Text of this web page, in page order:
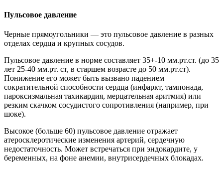
Пульсовое давление
Черные прямоугольники — это пульсовое давление в разных
отделах сердца и крупных сосудов.
Пульсовое давление в норме составляет 35+-10 мм.рт.ст. (до 35
лет 25-40 мм.рт. ст, в старшем возрасте до 50 мм.рт.ст).
Понижение его может быть вызвано падением
сократительной способности сердца (инфаркт, тампонада,
пароксизмальная тахикардия, мерцательная аритмия) или
резким скачком сосудистого сопротивления (например, при
шоке).
Высокое (больше 60) пульсовое давление отражает
атеросклеротические изменения артерий, сердечную
недостаточность. Может встречаться при эндокардите, у
беременных, на фоне анемии, внутрисердечных блокадах.